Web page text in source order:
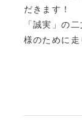
だきます！
「誠実」の
様のために走